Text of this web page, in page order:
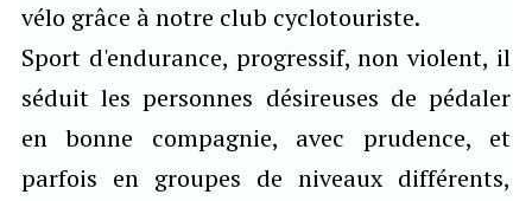
vélo grâce à notre club cyclotouriste.
Sport d'endurance, progressif, non violent, il
séduit les personnes désireuses de pédaler
en bonne compagnie, avec prudence, et
parfois en groupes de niveaux différents,